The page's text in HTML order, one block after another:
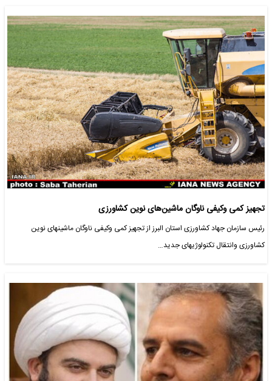
تجهیز کمی وکیفی ناوگان ماشین‌های نوین کشاورزی
رئیس سازمان جهاد کشاورزی استان البرز از تجهیز کمی وکیفی ناوگان ماشینهای نوین
کشاورزی وانتقال تکنولوژیهای جدید…